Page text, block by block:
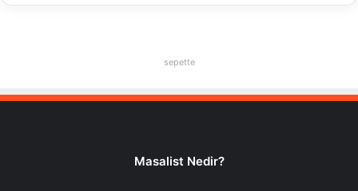
sepette
Masalist Nedir?